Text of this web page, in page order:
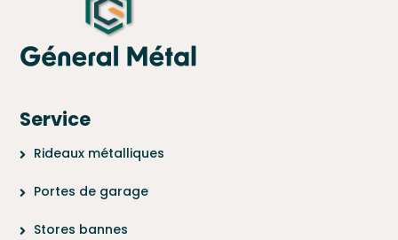
Service
Rideaux métalliques
Portes de garage
Stores bannes